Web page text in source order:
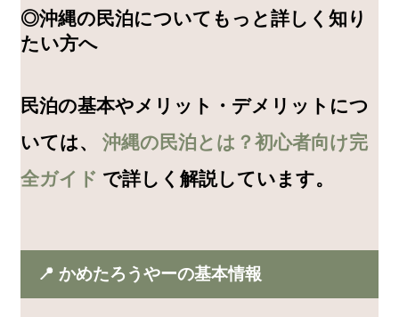
◎沖縄の民泊についてもっと詳しく知り
たい方へ
民泊の基本やメリット・デメリットにつ
いては、 沖縄の民泊とは？初心者向け完
全ガイド で詳しく解説しています。
📍 かめたろうやーの基本情報